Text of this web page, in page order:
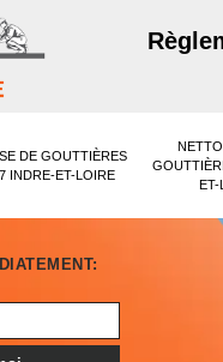
DE GOUTTIÈRES
INDRE-ET-LOIRE
ET-